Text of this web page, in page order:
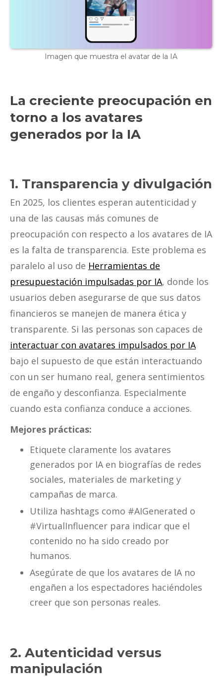
Imagen que muestra el avatar de la IA
La creciente preocupación en
torno a los avatares
generados por la IA
1. Transparencia y divulgación
En 2025, los clientes esperan autenticidad y
una de las causas más comunes de
preocupación con respecto a los avatares de IA
es la falta de transparencia. Este problema es
paralelo al uso de Herramientas de
presupuestación impulsadas por IA, donde los
usuarios deben asegurarse de que sus datos
financieros se manejen de manera ética y
transparente. Si las personas son capaces de
interactuar con avatares impulsados por IA
bajo el supuesto de que están interactuando
con un ser humano real, genera sentimientos
de engaño y desconfianza. Especialmente
cuando esta confianza conduce a acciones.
Mejores prácticas:
Etiquete claramente los avatares
generados por IA en biografías de redes
sociales, materiales de marketing y
campañas de marca.
Utiliza hashtags como #AIGenerated o
#VirtualInfluencer para indicar que el
contenido no ha sido creado por
humanos.
Asegúrate de que los avatares de IA no
engañen a los espectadores haciéndoles
creer que son personas reales.
2. Autenticidad versus
manipulación